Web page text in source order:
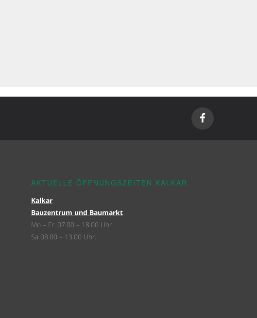
AKTUELLE ÖFFNUNGSZEITEN KALKAR
Kalkar
Bauzentrum und Baumarkt
Mo – Fr. 07.00 – 18.00 Uhr
Sa 08.00 – 13.00 Uhr.